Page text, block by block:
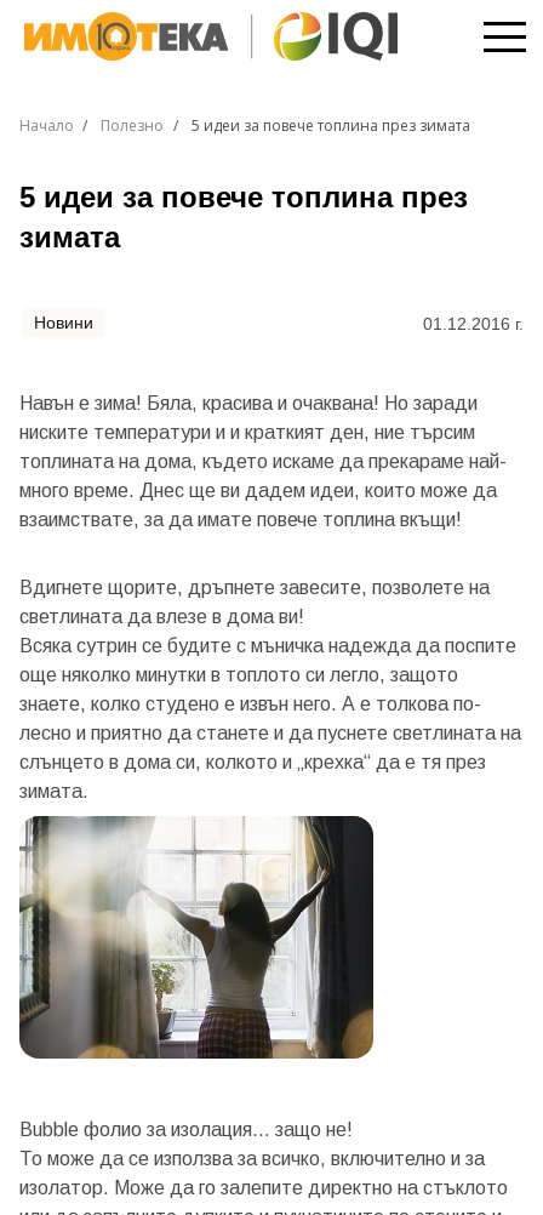
Начало Полезно 5 идеи за повече топлина през зимата
5 идеи за повече топлина през
зимата
Новини 01.12.2016 г.
Навън е зима! Бяла, красива и очаквана! Но заради
ниските температури и и краткият ден, ние търсим
топлината на дома, където искаме да прекараме най-
много време. Днес ще ви дадем идеи, които може да
взаимствате, за да имате повече топлина вкъщи!
Вдигнете щорите, дръпнете завесите, позволете на
светлината да влезе в дома ви!
Всяка сутрин се будите с мъничка надежда да поспите
още няколко минутки в топлото си легло, защото
знаете, колко студено е извън него. А е толкова по-
лесно и приятно да станете и да пуснете светлината на
слънцето в дома си, колкото и „крехка“ да е тя през
зимата.
Bubble фолио за изолация... защо не!
То може да се използва за всичко, включително и за
изолатор. Може да го залепите директно на стъклото